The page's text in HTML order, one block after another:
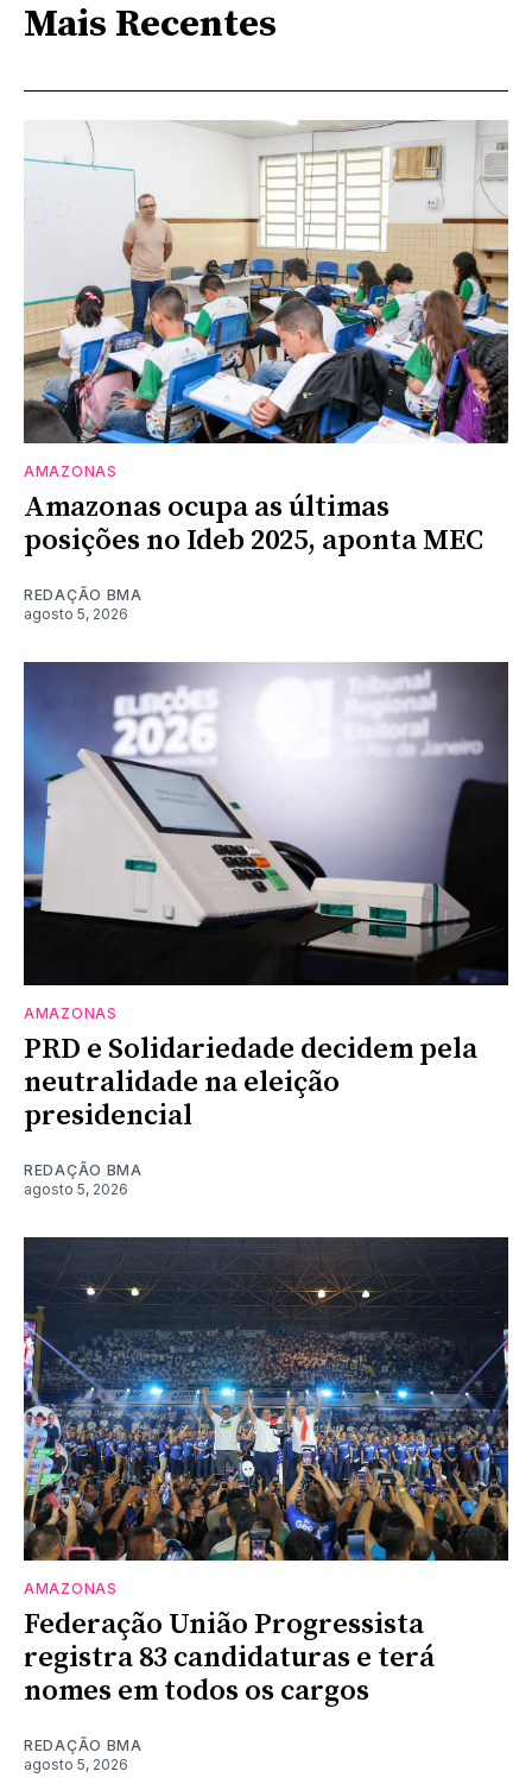
Mais Recentes
AMAZONAS
Amazonas ocupa as últimas
posições no Ideb 2025, aponta MEC
REDAÇÃO BMA
agosto 5, 2026
AMAZONAS
PRD e Solidariedade decidem pela
neutralidade na eleição
presidencial
REDAÇÃO BMA
agosto 5, 2026
AMAZONAS
Federação União Progressista
registra 83 candidaturas e terá
nomes em todos os cargos
REDAÇÃO BMA
agosto 5, 2026